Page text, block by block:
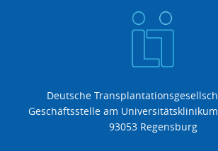
Deutsche
Geschäftsstelle am
93053 Regensburg